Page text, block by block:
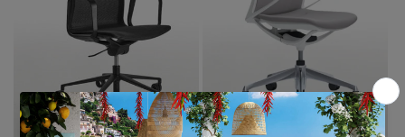
Oferta Oferta